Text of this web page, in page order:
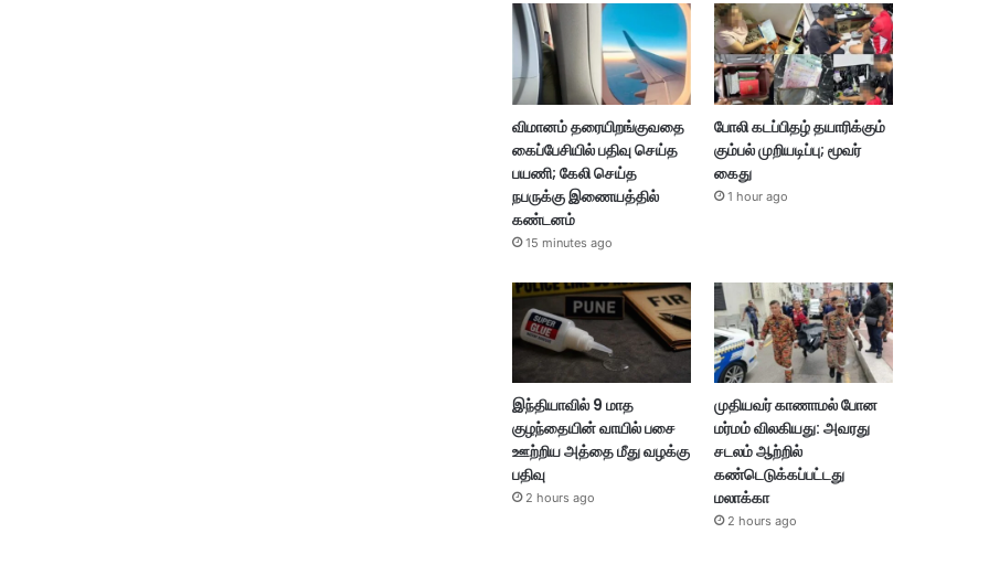
விமானம் தரையிறங்குவதை
கைப்பேசியில் பதிவு செய்த
பயணி; கேலி செய்த
நபருக்கு இணையத்தில்
கண்டனம்
15 minutes ago
போலி கடப்பிதழ் தயாரிக்கும்
கும்பல் முறியடிப்பு; மூவர்
கைது
1 hour ago
இந்தியாவில் 9 மாத
குழந்தையின் வாயில் பசை
ஊற்றிய அத்தை மீது வழக்கு
பதிவு
2 hours ago
முதியவர் காணாமல் போன
மர்மம் விலகியது: அவரது
சடலம் ஆற்றில்
கண்டெடுக்கப்பட்டது
மலாக்கா
2 hours ago